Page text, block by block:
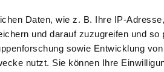
Daten, wie z. B. Ihre IP-
und darauf zuzugreifen und so
sowie Entwicklung
nutzt. Sie können Ihre